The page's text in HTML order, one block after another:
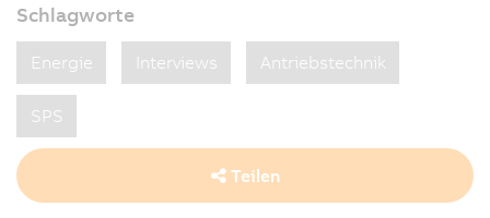
Schlagworte
Energie Interviews Antriebstechnik
SPS
Teilen